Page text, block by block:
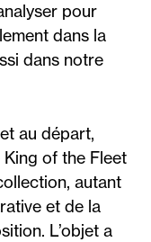
pour
dans la
dans notre
au départ,
King of the Fleet
autant
et de la
L’objet a